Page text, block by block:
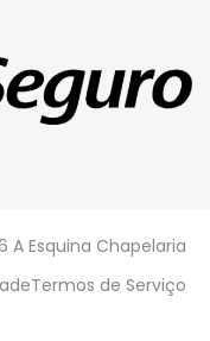
A Esquina Chapelaria
Termos de Serviço